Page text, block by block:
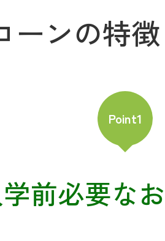
ク
ーンの特徴
Point1
前必要な